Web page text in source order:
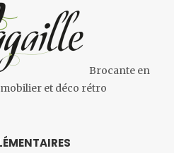
Brocante en
et déco rétro